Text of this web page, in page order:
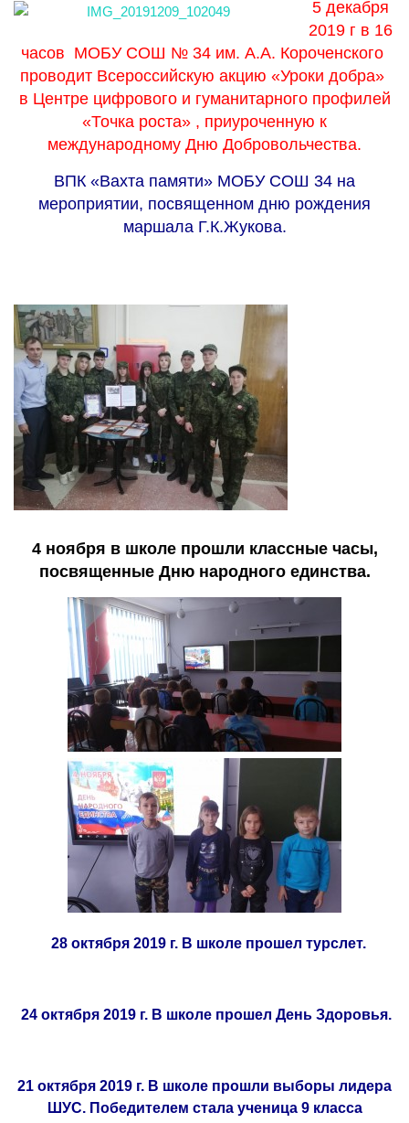
5 декабря
2019 г в 16
часов МОБУ СОШ № 34 им. А.А. Короченского
проводит Всероссийскую акцию «Уроки добра»
в Центре цифрового и гуманитарного профилей
«Точка роста» , приуроченную к
международному Дню Добровольчества.
ВПК «Вахта памяти» МОБУ СОШ 34 на
мероприятии, посвященном дню рождения
маршала Г.К.Жукова.
4 ноября в школе прошли классные часы,
посвященные Дню народного единства.
28 октября 2019 г. В школе прошел турслет.
24 октября 2019 г. В школе прошел День Здоровья.
21 октября 2019 г. В школе прошли выборы лидера
ШУС. Победителем стала ученица 9 класса